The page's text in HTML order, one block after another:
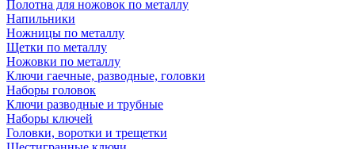
Полотна для ножовок по металлу
Напильники
Ножницы по металлу
Щетки по металлу
Ножовки по металлу
Ключи гаечные, разводные, головки
Наборы головок
Ключи разводные и трубные
Наборы ключей
Головки, воротки и трещетки